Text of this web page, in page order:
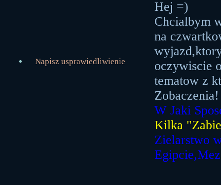
Napisz usprawiedliwienie
Hej =)
Chcialbym
na
oczywiscie
tematow z
W Jaki
Kilka
Zielarstwo